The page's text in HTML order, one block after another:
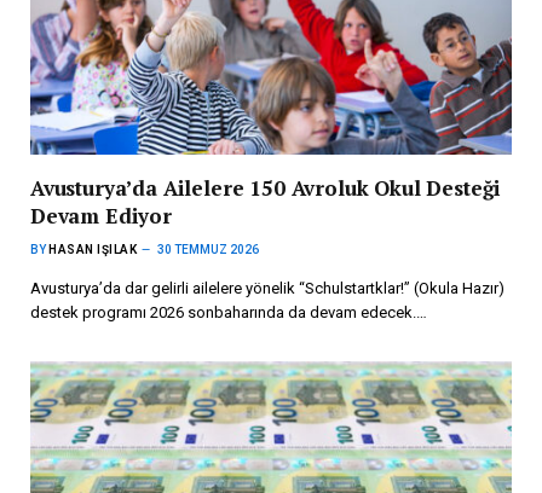
Avusturya’da Ailelere 150 Avroluk Okul Desteği
Devam Ediyor
BY HASAN IŞILAK 30 TEMMUZ 2026
Avusturya’da dar gelirli ailelere yönelik “Schulstartklar!” (Okula Hazır)
destek programı 2026 sonbaharında da devam edecek.…